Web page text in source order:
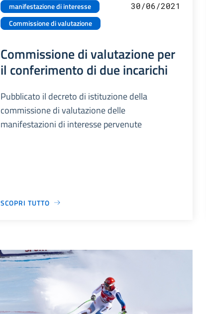
manifestazione di interesse
Commissione di valutazione
30/06/2021
Commissione di valutazione per
il conferimento di due incarichi
Pubblicato il decreto di istituzione della
commissione di valutazione delle
manifestazioni di interesse pervenute
SCOPRI TUTTO